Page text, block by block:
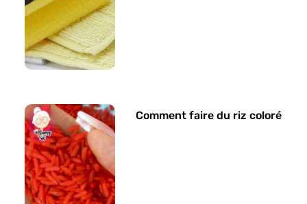
Comment faire du riz coloré